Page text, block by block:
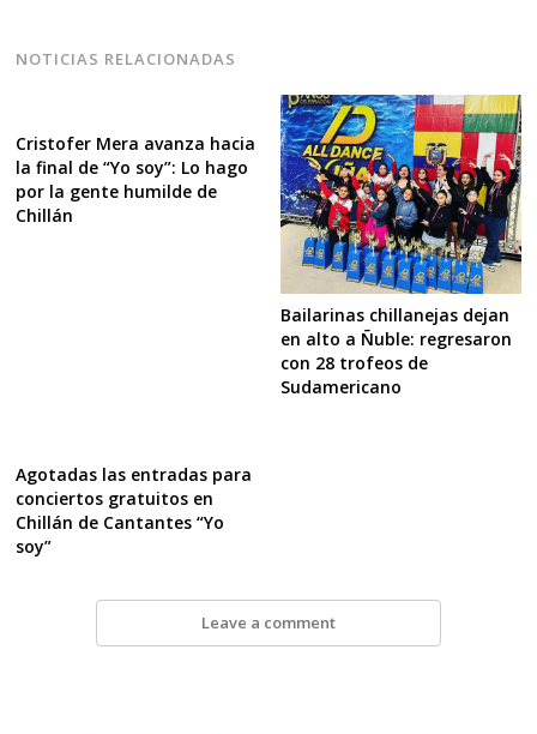
NOTICIAS RELACIONADAS
Cristofer Mera avanza hacia
la final de “Yo soy”: Lo hago
por la gente humilde de
Chillán
Bailarinas chillanejas dejan
en alto a Ñuble: regresaron
con 28 trofeos de
Sudamericano
Agotadas las entradas para
conciertos gratuitos en
Chillán de Cantantes “Yo
soy”
Leave a comment